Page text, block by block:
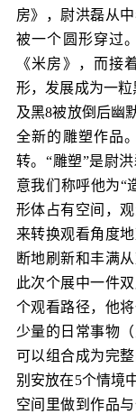
房》，尉洪磊从
被一个圆形穿过
《米房》，而接
形，发展成为一
及黑8被放倒后幽
全新的雕塑作品
转。“雕塑”是尉
意我们称呼他为“
形体占有空间，
来转换观看角度
断地刷新和丰满
此次个展中一件
个观看路径，他
少量的日常事物
可以组合成为完
别安放在5个情境
空间里做到作品